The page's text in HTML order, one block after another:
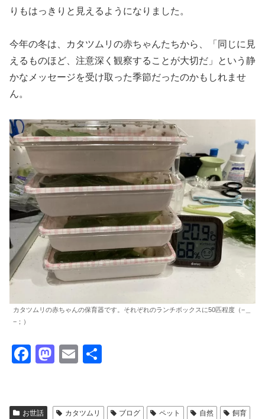
りもはっきりと見えるようになりました。
今年の冬は、カタツムリの赤ちゃんたちから、「同じに見
えるものほど、注意深く観察することが大切だ」という静
かなメッセージを受け取った季節だったのかもしれませ
ん。
カタツムリの赤ちゃんの保育器です。それぞれのランチボックスに50匹程度（−＿
−；）
F
e
M
o
E
お世話 カタツムリ ブログ ペット 自然 飼育